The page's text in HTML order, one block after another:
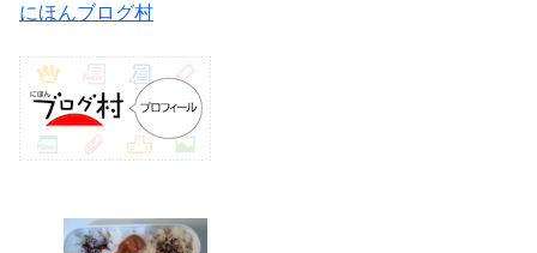
にほんブログ村